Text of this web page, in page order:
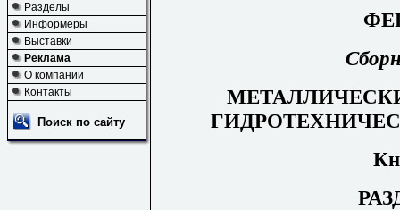
Разделы
Информеры
Выставки
Реклама
О компании
Контакты
Поиск по сайту